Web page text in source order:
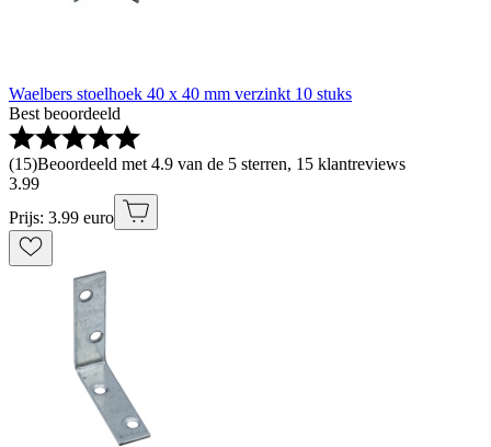
Waelbers stoelhoek 40 x 40 mm verzinkt 10 stuks
Best beoordeeld
(15)Beoordeeld met 4.9 van de 5 sterren, 15 klantreviews
3.99
Prijs: 3.99 euro